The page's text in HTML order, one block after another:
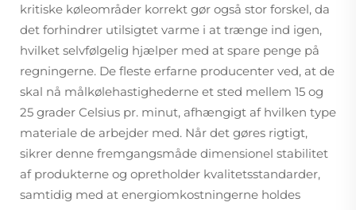
kritiske køleområder korrekt gør også stor forskel, da
det forhindrer utilsigtet varme i at trænge ind igen,
hvilket selvfølgelig hjælper med at spare penge på
regningerne. De fleste erfarne producenter ved, at de
skal nå målkølehastighederne et sted mellem 15 og
25 grader Celsius pr. minut, afhængigt af hvilken type
materiale de arbejder med. Når det gøres rigtigt,
sikrer denne fremgangsmåde dimensionel stabilitet
af produkterne og opretholder kvalitetsstandarder,
samtidig med at energiomkostningerne holdes